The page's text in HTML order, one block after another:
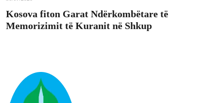
Kosova fiton Garat Ndërkombëtare të
Memorizimit të Kuranit në Shkup